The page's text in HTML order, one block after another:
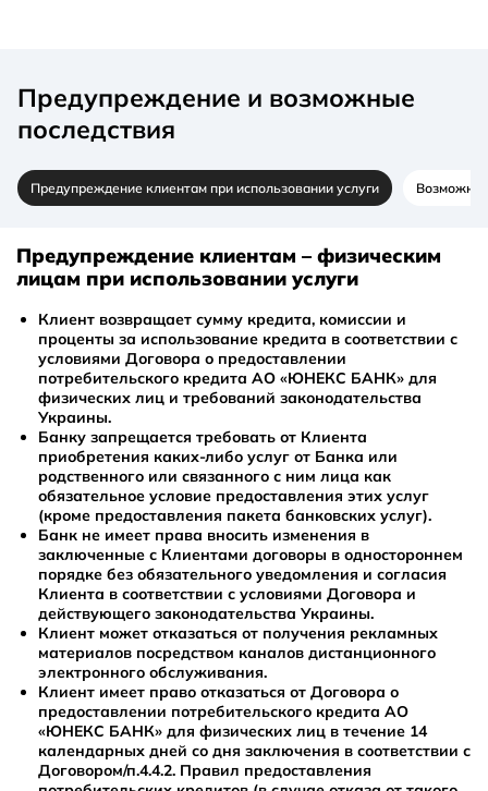
только в дату следующего платежа по графику. До
этого момента сумма будет показана в статусе «В
обработке».
Если внести сумму, равную остатку кредита,
задолженность будет погашена полностью.
Предупреждение и возможные
последствия
Предупреждение клиентам при использовании услуги
Предупреждение клиентам – физическим
лицам при использовании услуги
Клиент возвращает сумму кредита, комиссии и
проценты за использование кредита в соответствии с
условиями Договора о предоставлении
потребительского кредита АО «ЮНЕКС БАНК» для
физических лиц и требований законодательства
Украины.
Банку запрещается требовать от Клиента
приобретения каких-либо услуг от Банка или
родственного или связанного с ним лица как
обязательное условие предоставления этих услуг
(кроме предоставления пакета банковских услуг).
Банк не имеет права вносить изменения в
заключенные с Клиентами договоры в одностороннем
порядке без обязательного уведомления и согласия
Клиента в соответствии с условиями Договора и
действующего законодательства Украины.
Клиент может отказаться от получения рекламных
материалов посредством каналов дистанционного
электронного обслуживания.
Клиент имеет право отказаться от Договора о
предоставлении потребительского кредита АО
«ЮНЕКС БАНК» для физических лиц в течение 14
календарных дней со дня заключения в соответствии с
Договором/п.4.4.2. Правил предоставления